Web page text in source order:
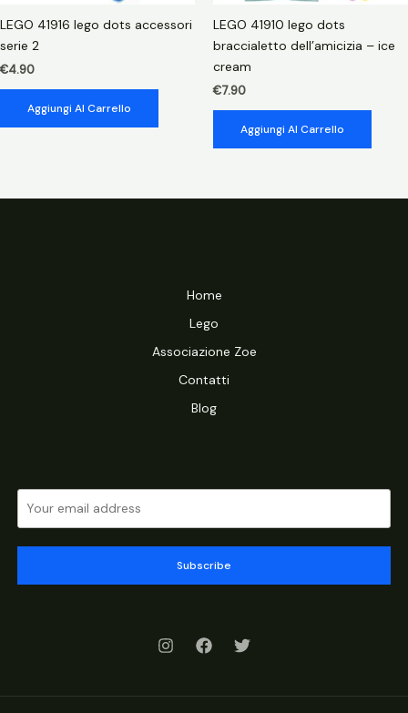
LEGO 41916 lego dots accessori
serie 2
€4.90
Aggiungi Al Carrello
LEGO 41910 lego dots
braccialetto dell’amicizia – ice
cream
€7.90
Aggiungi Al Carrello
Home
Lego
Associazione Zoe
Contatti
Blog
Subscribe